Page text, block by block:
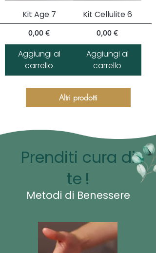
Kit Age 7
Prezzo
0,00 €
Aggiungi al
carrello
Kit Cellulite 6
Prezzo
0,00 €
Aggiungi al
carrello
Altri prodotti
Prenditi cura di
te !
Metodi di Benessere